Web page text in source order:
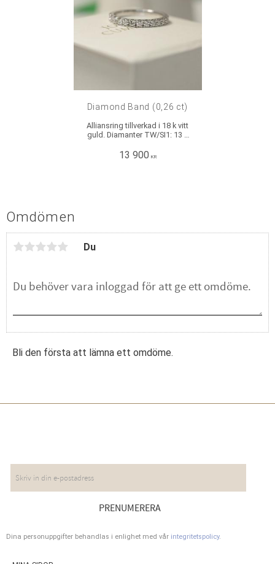
Omdömen
Du
Bli den första att lämna ett omdöme.
Diamond Band (0,26 ct)
Alliansring tillverkad i 18 k vitt
guld. Diamanter TW/SI1: 13 x
Höjd: ca 1,8 mm. Rak skena.
13 900 KR
PRENUMERERA
Dina personuppgifter behandlas i enlighet med vår integritetspolicy.